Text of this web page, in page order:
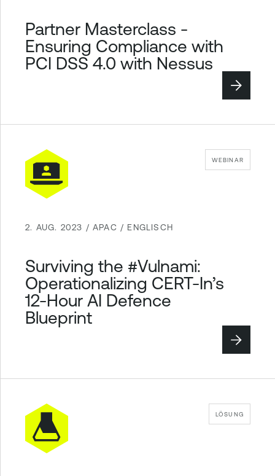
Partner Masterclass -
Ensuring Compliance with
PCI DSS 4.0 with Nessus
WEBINAR
2. AUG. 2023 / APAC / ENGLISCH
Surviving the #Vulnami:
Operationalizing CERT-In’s
12-Hour AI Defence
Blueprint
LÖSUNG